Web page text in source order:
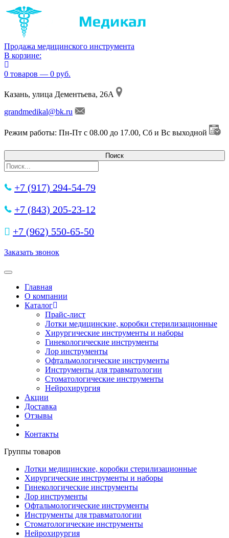
Продажа медицинского инструмента
В корзине:
0 товаров — 0 руб.
Казань, улица Дементьева, 26А
grandmedikal@bk.ru
Режим работы: Пн-Пт с 08.00 до 17.00, Сб и Вс выходной
+7 (917) 294-54-79
+7 (843) 205-23-12
+7 (962) 550‑65‑50‬
Заказать звонок
Toggle navigation
Главная
О компании
Каталог
Прайс-лист
Лотки медицинские, коробки стерилизационные
Хирургические инструменты и наборы
Гинекологические инструменты
Лор инструменты
Офтальмологические инструменты
Инструменты для травматологии
Стоматологические инструменты
Нейрохирургия
Акции
Доставка
Отзывы
Контакты
Группы товаров
Лотки медицинские, коробки стерилизационные
Хирургические инструменты и наборы
Гинекологические инструменты
Лор инструменты
Офтальмологические инструменты
Инструменты для травматологии
Стоматологические инструменты
Нейрохирургия